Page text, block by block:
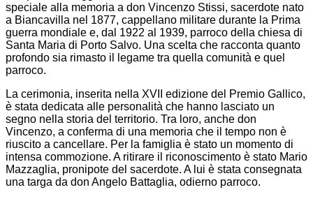
speciale alla memoria a don Vincenzo Stissi, sacerdote nato
a Biancavilla nel 1877, cappellano militare durante la Prima
guerra mondiale e, dal 1922 al 1939, parroco della chiesa di
Santa Maria di Porto Salvo. Una scelta che racconta quanto
profondo sia rimasto il legame tra quella comunità e quel
parroco.
La cerimonia, inserita nella XVII edizione del Premio Gallico,
è stata dedicata alle personalità che hanno lasciato un
segno nella storia del territorio. Tra loro, anche don
Vincenzo, a conferma di una memoria che il tempo non è
riuscito a cancellare. Per la famiglia è stato un momento di
intensa commozione. A ritirare il riconoscimento è stato Mario
Mazzaglia, pronipote del sacerdote. A lui è stata consegnata
una targa da don Angelo Battaglia, odierno parroco.